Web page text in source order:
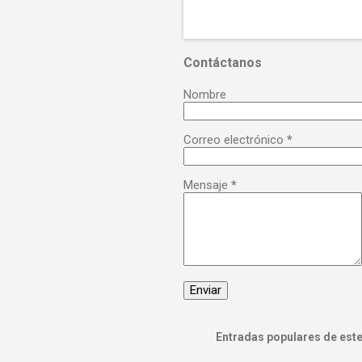
Contáctanos
Nombre
Correo electrónico *
Mensaje *
Entradas populares de